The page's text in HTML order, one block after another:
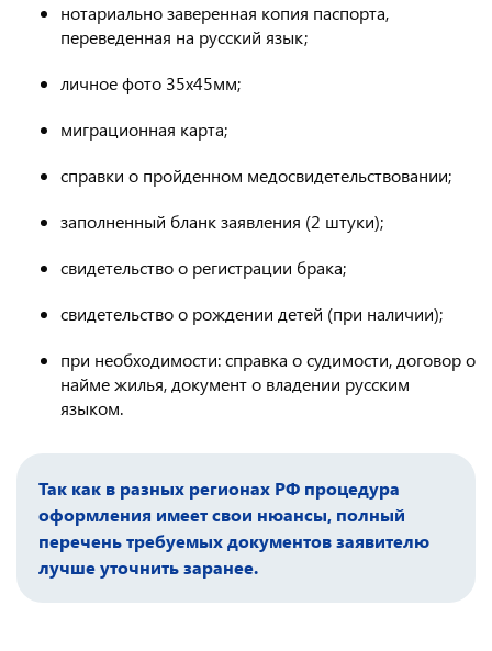
нотариально заверенная копия паспорта,
переведенная на русский язык;
личное фото 35х45мм;
миграционная карта;
справки о пройденном медосвидетельствовании;
заполненный бланк заявления (2 штуки);
свидетельство о регистрации брака;
свидетельство о рождении детей (при наличии);
при необходимости: справка о судимости, договор о
найме жилья, документ о владении русским
языком.
Так как в разных регионах РФ процедура
оформления имеет свои нюансы, полный
перечень требуемых документов заявителю
лучше уточнить заранее.